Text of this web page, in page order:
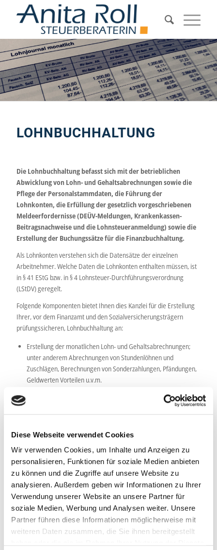
Diese Webseite verwendet Cookies
Wir verwenden Cookies, um Inhalte und Anzeigen zu
personalisieren, Funktionen für soziale Medien anbieten
zu können und die Zugriffe auf unsere Website zu
analysieren. Außerdem geben wir Informationen zu Ihrer
Verwendung unserer Website an unsere Partner für
soziale Medien, Werbung und Analysen weiter. Unsere
Partner führen diese Informationen möglicherweise mit
weiteren Daten zusammen, die Sie ihnen bereitgestellt
LOHNBUCHHALTUNG
Die Lohnbuchhaltung befasst sich mit der betrieblichen
Abwicklung von Lohn- und Gehaltsabrechnungen sowie die
Pflege der Personalstammdaten, die Führung der
Lohnkonten, die Erfüllung der gesetzlich vorgeschriebenen
Meldeerfordernisse (DEÜV-Meldungen, Krankenkassen-
Beitragsnachweise und die Lohnsteueranmeldung) sowie die
Erstellung der Buchungssätze für die Finanzbuchhaltung.
Als Lohnkonten verstehen sich die Datensätze der einzelnen
Arbeitnehmer. Welche Daten die Lohnkonten enthalten müssen, ist
in § 41 EStG bzw. in § 4 Lohnsteuer-Durchführungsverordnung
(LStDV) geregelt.
Folgende Komponenten bietet Ihnen dies Kanzlei für die Erstellung
Ihrer, vor dem Finanzamt und den Sozialversicherungsträgern
prüfungssicheren, Lohnbuchhaltung an:
Erstellung der monatlichen Lohn- und Gehaltsabrechnungen;
unter anderem Abrechnungen von Stundenlöhnen und
Zuschlägen, Berechnungen von Sonderzahlungen, Pfändungen,
Geldwerten Vorteilen u.v.m.
Änderungen von Personalstammdaten, An- und Abmeldungen
Abwicklung von Austritten
Überwachung der korrekten Krankenkassensätze
Elektronische Übermittlung der Lohnsteuer-Anmeldung und
Krankenkassen-Beitragsnachweise
Versand des monatlichen Auswertungspaketes (auf Wunsch
auch auf elektronischem Weg)
Erstellen von Jahreslohnkonten und –lohnjournalen
Elektronische Übermittlung der Lohnsteuerbescheinigung an die